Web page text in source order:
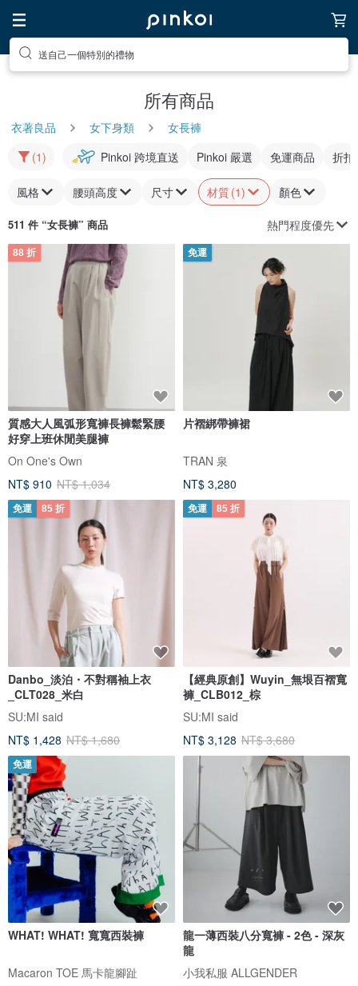
送自己一個特別的禮物
所有商品
衣著良品 女下身類
女長褲
(1)
Pinkoi 跨境直送 Pinkoi 嚴選 免運商品 折扣
風格 腰頭高度 尺寸 材質(1) 顏色
511 件 “女長褲” 商品 熱門程度優先
88 折
質感大人風弧形寬褲長褲鬆緊腰
好穿上班休閒美腿褲
On One's Own
NT$ 910 NT$ 1,034
免運
片褶綁帶褲裙
TRAN 泉
NT$ 3,280
免運 85 折
Danbo_淡泊・不對稱袖上衣
_CLT028_米白
SU:MI said
NT$ 1,428 NT$ 1,680
免運 85 折
【經典原創】Wuyin_無垠百褶寬
褲_CLB012_棕
SU:MI said
NT$ 3,128 NT$ 3,680
免運
WHAT! WHAT! 寬寬西裝褲
Macaron TOE 馬卡龍腳趾
龍一薄西裝八分寬褲 - 2色 - 深灰
龍
小我私服 ALLGENDER